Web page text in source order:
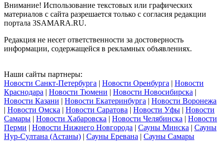
Внимание! Использование текстовых или графических
материалов с сайта разрешается только c согласия редакции
портала 3SAMARA.RU.
Редакция не несет ответственности за достоверность
информации, содержащейся в рекламных объявлениях.
Наши сайты партнеры:
Новости Санкт-Петербурга | Новости Оренбурга | Новости
Краснодара | Новости Тюмени | Новости Новосибирска |
Новости Казани | Новости Екатеринбурга | Новости Воронежа
| Новости Омска | Новости Саратова | Новости Уфы | Новости
Самары | Новости Хабаровска | Новости Челябинска | Новости
Перми | Новости Нижнего Новгорода | Сауны Минска | Сауны
Нур-Султана (Астаны) | Сауны Еревана | Сауны Самары